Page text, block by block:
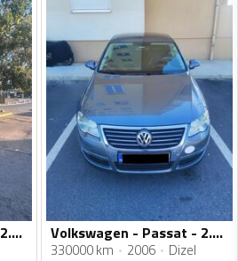
Volkswagen - Passat - 2.0TDI Volkswagen - Passat - 2.0 TDI
330000 km 2006 Dizel